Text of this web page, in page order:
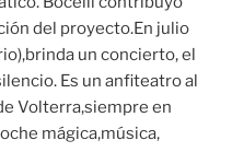
del proyecto.En julio
un concierto, el
Es un anfiteatro al
Volterra,siempre en
mágica,música,